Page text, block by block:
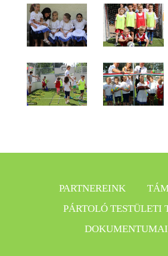
PARTNEREINK
PÁRTOLÓ TESTÜLETI